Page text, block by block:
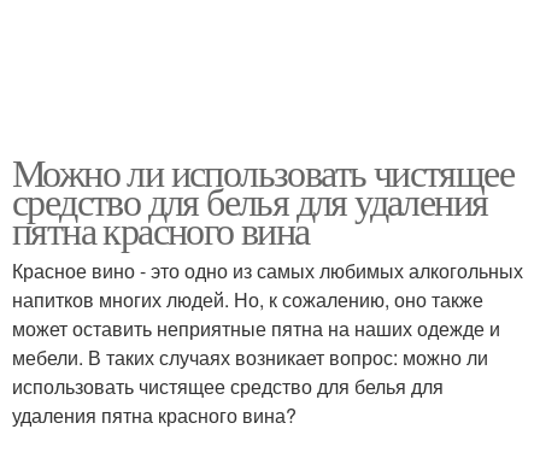
Можно ли использовать чистящее
средство для белья для удаления
пятна красного вина
Красное вино - это одно из самых любимых алкогольных
напитков многих людей. Но, к сожалению, оно также
может оставить неприятные пятна на наших одежде и
мебели. В таких случаях возникает вопрос: можно ли
использовать чистящее средство для белья для
удаления пятна красного вина?